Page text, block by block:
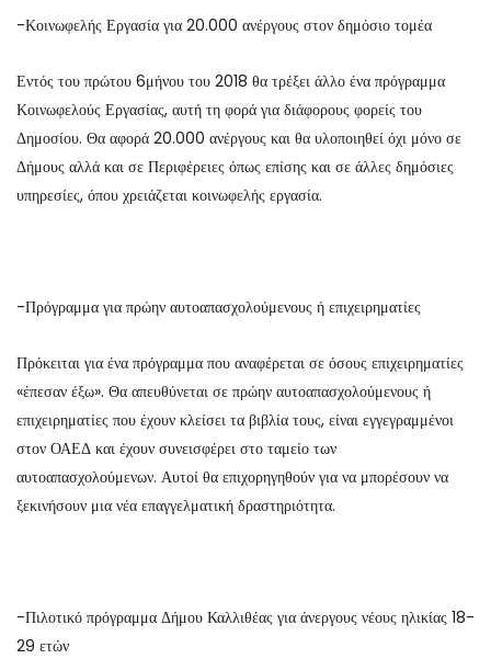
-Κοινωφελής Εργασία για 20.000 ανέργους στον δημόσιο τομέα
Εντός του πρώτου 6μήνου του 2018 θα τρέξει άλλο ένα πρόγραμμα
Κοινωφελούς Εργασίας, αυτή τη φορά για διάφορους φορείς του
Δημοσίου. Θα αφορά 20.000 ανέργους και θα υλοποιηθεί όχι μόνο σε
Δήμους αλλά και σε Περιφέρειες όπως επίσης και σε άλλες δημόσιες
υπηρεσίες, όπου χρειάζεται κοινωφελής εργασία.
-Πρόγραμμα για πρώην αυτοαπασχολούμενους ή επιχειρηματίες
Πρόκειται για ένα πρόγραμμα που αναφέρεται σε όσους επιχειρηματίες
«έπεσαν έξω». Θα απευθύνεται σε πρώην αυτοαπασχολούμενους ή
επιχειρηματίες που έχουν κλείσει τα βιβλία τους, είναι εγγεγραμμένοι
στον ΟΑΕΔ και έχουν συνεισφέρει στο ταμείο των
αυτοαπασχολούμενων. Αυτοί θα επιχορηγηθούν για να μπορέσουν να
ξεκινήσουν μια νέα επαγγελματική δραστηριότητα.
-Πιλοτικό πρόγραμμα Δήμου Καλλιθέας για άνεργους νέους ηλικίας 18-
29 ετών